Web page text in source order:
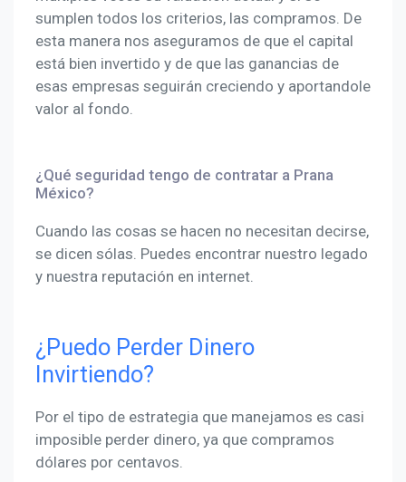
sumplen todos los criterios, las compramos. De
esta manera nos aseguramos de que el capital
está bien invertido y de que las ganancias de
esas empresas seguirán creciendo y aportandole
valor al fondo.
¿Qué seguridad tengo de contratar a Prana
México?
Cuando las cosas se hacen no necesitan decirse,
se dicen sólas. Puedes encontrar nuestro legado
y nuestra reputación en internet.
¿Puedo Perder Dinero
Invirtiendo?
Por el tipo de estrategia que manejamos es casi
imposible perder dinero, ya que compramos
dólares por centavos.